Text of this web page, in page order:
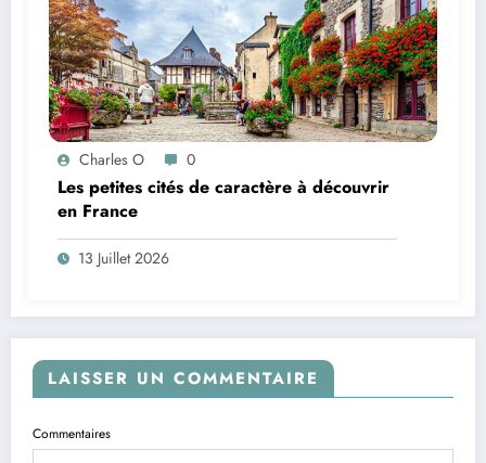
Charles O 0
Les petites cités de caractère à découvrir
en France
13 Juillet 2026
LAISSER UN COMMENTAIRE
Commentaires